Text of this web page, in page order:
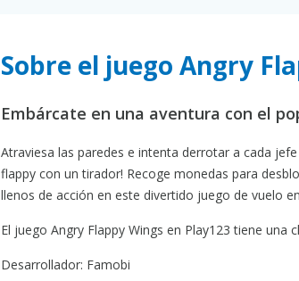
Sobre el juego Angry
Embárcate en una aventura con el
Atraviesa las paredes e intenta derrotar a cada
flappy con un tirador! Recoge monedas para
llenos de acción en este divertido juego de vuelo
El juego Angry Flappy Wings en Play123 tiene una
Desarrollador: Famobi